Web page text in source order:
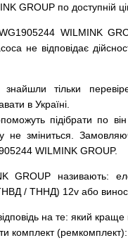
GROUP по доступній
WILMINK
не відповідає
знайшли тільки
в Україні.
підібрати по
не зміниться
WILMINK GROUP.
GROUP називають:
/ ТННД) 12v або
на те: який краще
комплект (ремкомплект):